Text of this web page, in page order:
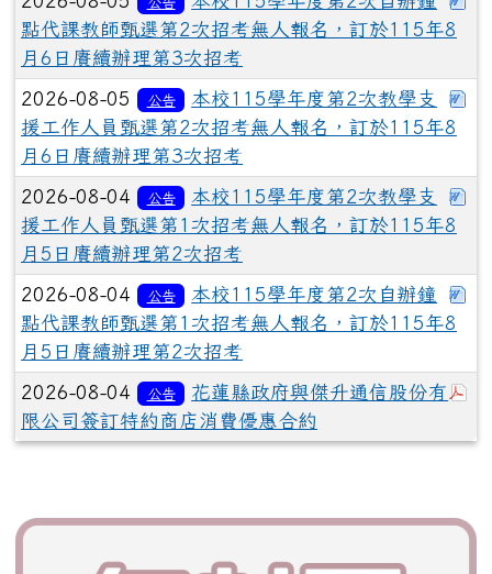
點代課教師甄選第2次招考無人報名，訂於115年8
月6日賡續辦理第3次招考
2026-08-05 公告
本校115學年度第2次教學支
援工作人員甄選第2次招考無人報名，訂於115年8
月6日賡續辦理第3次招考
2026-08-04 公告
本校115學年度第2次教學支
援工作人員甄選第1次招考無人報名，訂於115年8
月5日賡續辦理第2次招考
2026-08-04 公告
本校115學年度第2次自辦鐘
點代課教師甄選第1次招考無人報名，訂於115年8
月5日賡續辦理第2次招考
2026-08-04 公告
花蓮縣政府與傑升通信股份有
限公司簽訂特約商店消費優惠合約